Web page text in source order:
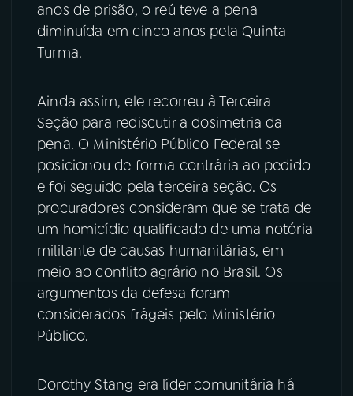
TikTok
anos de prisão, o reú teve a pena
diminuída em cinco anos pela Quinta
Turma.
Ainda assim, ele recorreu à Terceira
Seção para rediscutir a dosimetria da
pena. O Ministério Público Federal se
posicionou de forma contrária ao pedido
e foi seguido pela terceira seção. Os
procuradores consideram que se trata de
um homicídio qualificado de uma notória
militante de causas humanitárias, em
meio ao conflito agrário no Brasil. Os
argumentos da defesa foram
considerados frágeis pelo Ministério
Público.
Dorothy Stang era líder comunitária há